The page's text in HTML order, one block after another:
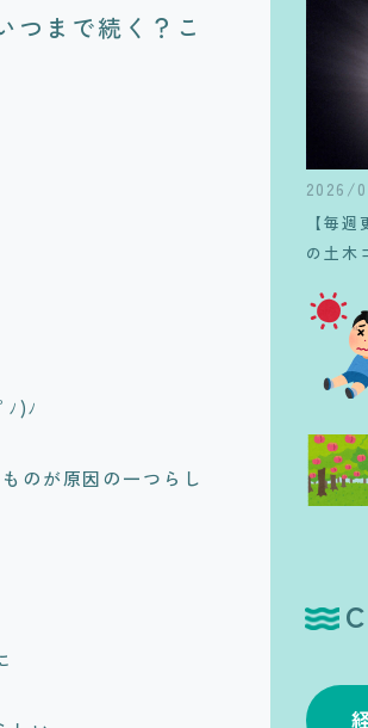
つまで続く？こ
ﾉ)ﾉ
のが原因の一つらし
2026/
【毎
の土木
体験し
日食の